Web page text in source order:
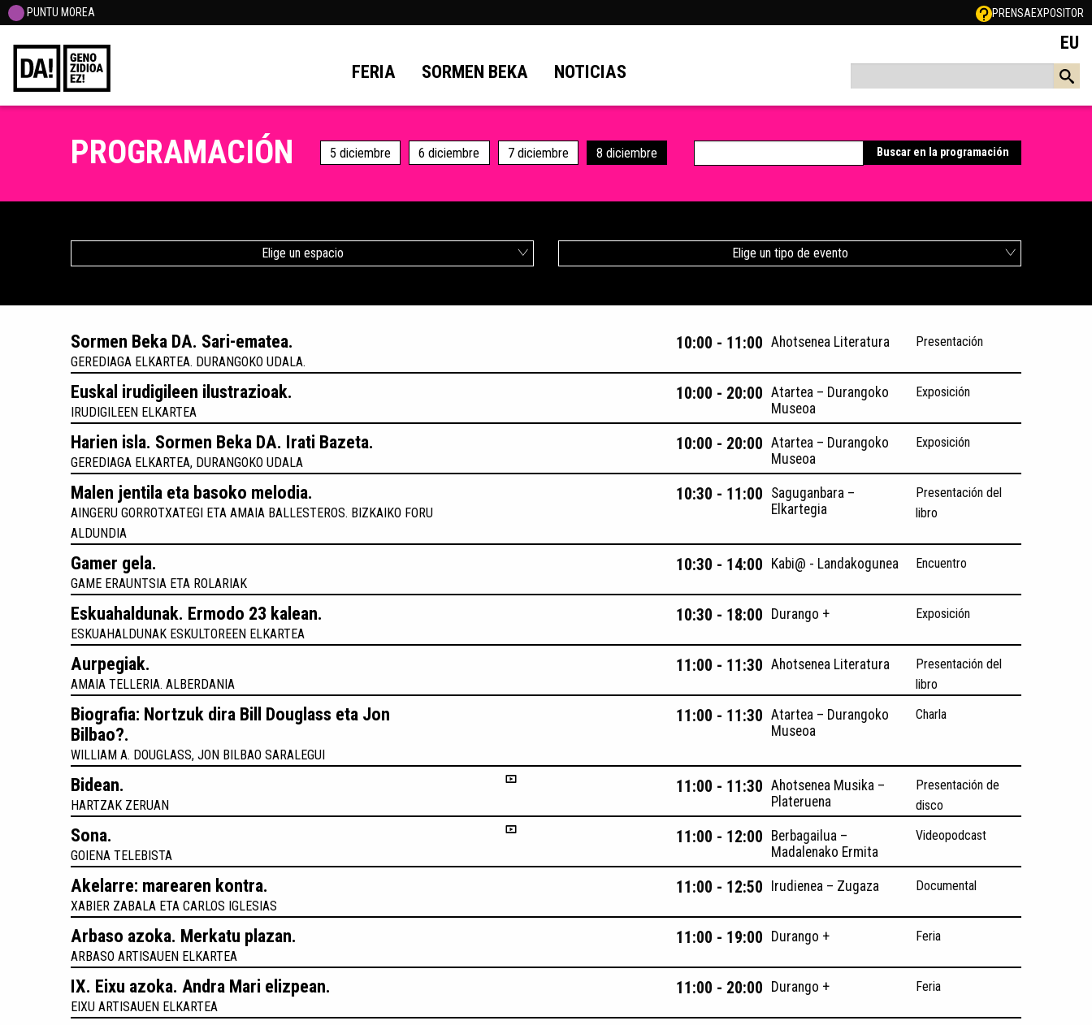
PUNTU MOREA PRENSAEXPOSITOR
FERIA SORMEN BEKA NOTICIAS
EU
PROGRAMACIÓN 5 diciembre 6 diciembre 7 diciembre 8 diciembre
Elige un espacio Elige un tipo de evento
Sormen Beka DA. Sari-ematea.
GEREDIAGA ELKARTEA. DURANGOKO UDALA.
10:00 - 11:00 Ahotsenea Literatura Presentación
Euskal irudigileen ilustrazioak.
IRUDIGILEEN ELKARTEA
10:00 - 20:00 Atartea – Durangoko
Museoa
Exposición
Harien isla. Sormen Beka DA. Irati Bazeta.
GEREDIAGA ELKARTEA, DURANGOKO UDALA
10:00 - 20:00 Atartea – Durangoko
Museoa
Exposición
Malen jentila eta basoko melodia.
AINGERU GORROTXATEGI ETA AMAIA BALLESTEROS. BIZKAIKO FORU
ALDUNDIA
10:30 - 11:00 Saguganbara –
Elkartegia
Presentación del
libro
Gamer gela.
GAME ERAUNTSIA ETA ROLARIAK
10:30 - 14:00 Kabi@ - Landakogunea Encuentro
Eskuahaldunak. Ermodo 23 kalean.
ESKUAHALDUNAK ESKULTOREEN ELKARTEA
10:30 - 18:00 Durango + Exposición
Aurpegiak.
AMAIA TELLERIA. ALBERDANIA
11:00 - 11:30 Ahotsenea Literatura
Presentación del
libro
Biografia: Nortzuk dira Bill Douglass eta Jon
Bilbao?.
WILLIAM A. DOUGLASS, JON BILBAO SARALEGUI
11:00 - 11:30 Atartea – Durangoko
Museoa
Charla
Bidean.
HARTZAK ZERUAN
11:00 - 11:30 Ahotsenea Musika –
Plateruena
Presentación de
disco
Sona.
GOIENA TELEBISTA
11:00 - 12:00
Berbagailua –
Madalenako Ermita
Videopodcast
Akelarre: marearen kontra.
XABIER ZABALA ETA CARLOS IGLESIAS
11:00 - 12:50 Irudienea – Zugaza Documental
Arbaso azoka. Merkatu plazan.
ARBASO ARTISAUEN ELKARTEA
11:00 - 19:00 Durango + Feria
IX. Eixu azoka. Andra Mari elizpean.
EIXU ARTISAUEN ELKARTEA
11:00 - 20:00 Durango + Feria